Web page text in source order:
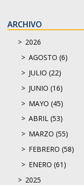
ARCHIVO
2026
AGOSTO (6)
JULIO (22)
JUNIO (16)
MAYO (45)
ABRIL (53)
MARZO (55)
FEBRERO (58)
ENERO (61)
2025